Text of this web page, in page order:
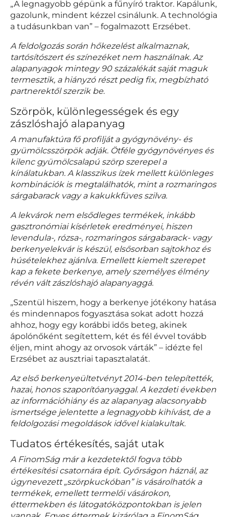
„A legnagyobb gépünk a fűnyíró traktor. Kapálunk,
gazolunk, mindent kézzel csinálunk. A technológia
a tudásunkban van” – fogalmazott Erzsébet.
A feldolgozás során hőkezelést alkalmaznak,
tartósítószert és színezéket nem használnak. Az
alapanyagok mintegy 90 százalékát saját maguk
termesztik, a hiányzó részt pedig fix, megbízható
partnerektől szerzik be.
Szörpök, különlegességek és egy
zászlóshajó alapanyag
A manufaktúra fő profilját a gyógynövény- és
gyümölcsszörpök adják. Ötféle gyógynövényes és
kilenc gyümölcsalapú szörp szerepel a
kínálatukban. A klasszikus ízek mellett különleges
kombinációk is megtalálhatók, mint a rozmaringos
sárgabarack vagy a kakukkfüves szilva.
A lekvárok nem elsődleges termékek, inkább
gasztronómiai kísérletek eredményei, hiszen
levendula-, rózsa-, rozmaringos sárgabarack- vagy
berkenyelekvár is készül, elsősorban sajtokhoz és
húsételekhez ajánlva. Emellett kiemelt szerepet
kap a fekete berkenye, amely személyes élmény
révén vált zászlóshajó alapanyaggá.
„Szentül hiszem, hogy a berkenye jótékony hatása
és mindennapos fogyasztása sokat adott hozzá
ahhoz, hogy egy korábbi idős beteg, akinek
ápolónőként segítettem, két és fél évvel tovább
éljen, mint ahogy az orvosok várták” – idézte fel
Erzsébet az ausztriai tapasztalatát.
Az első berkenyeültetvényt 2014-ben telepítették,
hazai, honos szaporítóanyaggal. A kezdeti években
az információhiány és az alapanyag alacsonyabb
ismertsége jelentette a legnagyobb kihívást, de a
feldolgozási megoldások idővel kialakultak.
Tudatos értékesítés, saját utak
A FinomSág már a kezdetektől fogva több
értékesítési csatornára épít. Győrságon háznál, az
úgynevezett „szörpkuckóban” is vásárolhatók a
termékek, emellett termelői vásárokon,
éttermekben és látogatóközpontokban is jelen